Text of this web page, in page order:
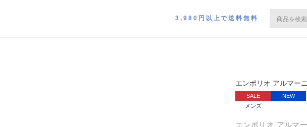
3,980円以上で送料無料
エンポリオ アルマーニ
SALE
NEW
メンズ
エンポリオ アルマ